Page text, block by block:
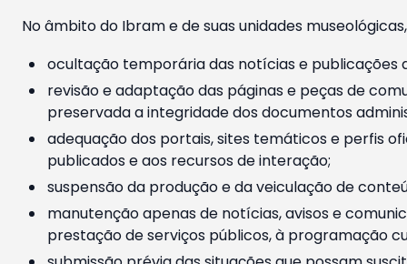
No âmbito do Ibram e de suas unidades
ocultação temporária das notícias e publicações
revisão e adaptação das páginas e peças de
preservada a integridade dos documentos
adequação dos portais, sites temáticos e perfis
publicados e aos recursos de interação;
suspensão da produção e da veiculação de
manutenção apenas de notícias, avisos e
prestação de serviços públicos, à programação